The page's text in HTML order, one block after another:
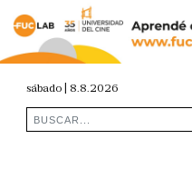
sábado | 8.8.2026